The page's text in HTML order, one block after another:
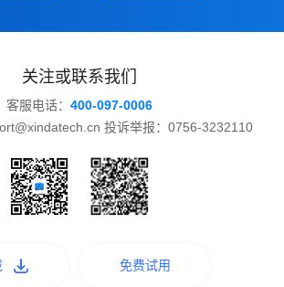
关注或联系我们
客服电话： 400-097-0006
投诉举报：0756-3232110
免费试用